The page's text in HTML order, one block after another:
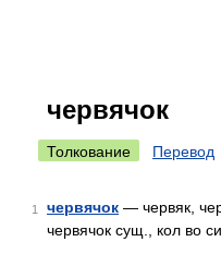
червячок
Толкование Перевод
1 червячок — червяк,
червячок сущ., кол во